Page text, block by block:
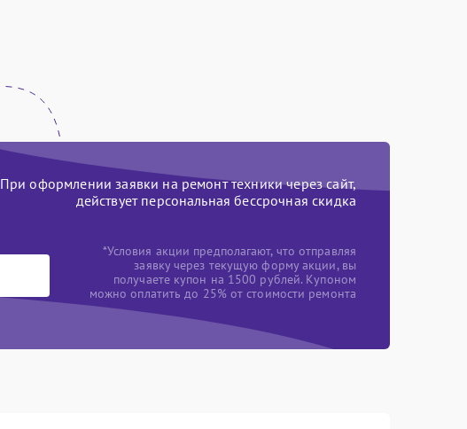
При оформлении заявки на ремонт техники через сайт,
действует персональная бессрочная скидка
*Условия акции предполагают, что отправляя
заявку через текущую форму акции, вы
получаете купон на 1500 рублей. Купоном
можно оплатить до 25% от стоимости ремонта